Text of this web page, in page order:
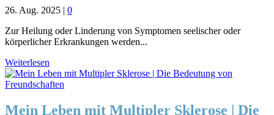
26. Aug. 2025 | 0
Zur Heilung oder Linderung von Symptomen seelischer oder
körperlicher Erkrankungen werden...
Weiterlesen
Mein Leben mit Multipler Sklerose | Die